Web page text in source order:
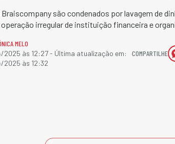
Braiscompany são condenados por lavagem de
irregular de instituição financeira e
MELO
2025 às 12:27- Última atualização em:
2025 às 12:32
COMPARTILHE